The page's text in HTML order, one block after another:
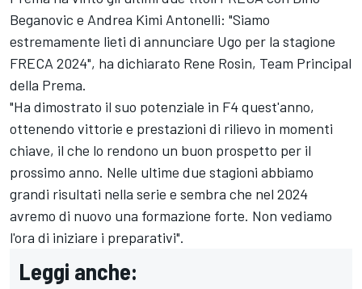
Beganovic e Andrea Kimi Antonelli: "Siamo
estremamente lieti di annunciare Ugo per la stagione
FRECA 2024", ha dichiarato Rene Rosin, Team Principal
della Prema.
"Ha dimostrato il suo potenziale in F4 quest'anno,
ottenendo vittorie e prestazioni di rilievo in momenti
chiave, il che lo rendono un buon prospetto per il
prossimo anno. Nelle ultime due stagioni abbiamo
grandi risultati nella serie e sembra che nel 2024
avremo di nuovo una formazione forte. Non vediamo
l'ora di iniziare i preparativi".
Leggi anche: